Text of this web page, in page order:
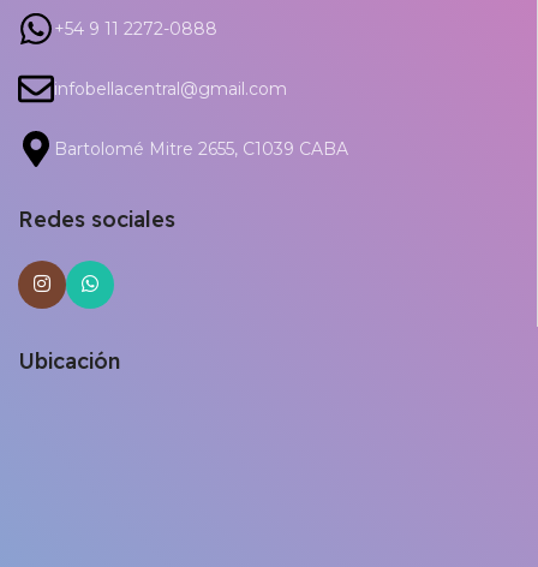
+54 9 11 2272-0888
infobellacentral@gmail.com
Bartolomé Mitre 2655, C1039 CABA
Redes sociales
Ubicación